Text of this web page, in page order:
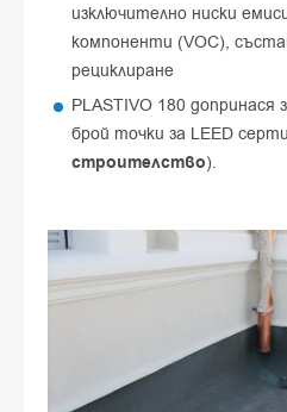
изключително ниски
компоненти (VOC),
рециклиране
PLASTIVO 180 допринася
брой точки за LEED
строителство).